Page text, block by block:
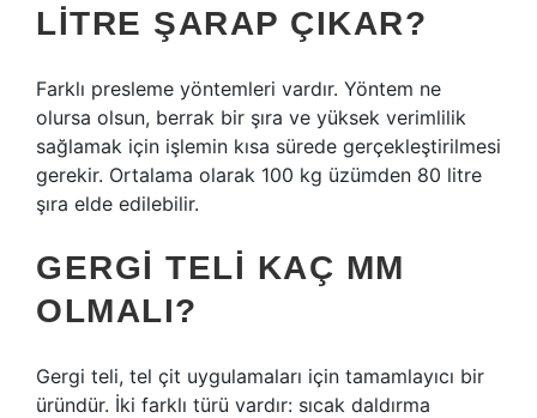
LITRE ŞARAP ÇIKAR?
Farklı presleme yöntemleri vardır. Yöntem ne
olursa olsun, berrak bir şıra ve yüksek verimlilik
sağlamak için işlemin kısa sürede gerçekleştirilmesi
gerekir. Ortalama olarak 100 kg üzümden 80 litre
şıra elde edilebilir.
GERGI TELI KAÇ MM
OLMALI?
Gergi teli, tel çit uygulamaları için tamamlayıcı bir
üründür. İki farklı türü vardır: sıcak daldırma